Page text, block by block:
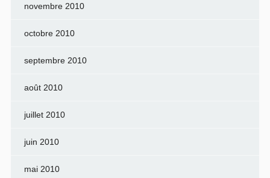
novembre 2010
octobre 2010
septembre 2010
août 2010
juillet 2010
juin 2010
mai 2010